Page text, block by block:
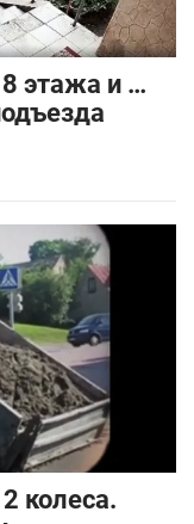
этажа и …
колеса.